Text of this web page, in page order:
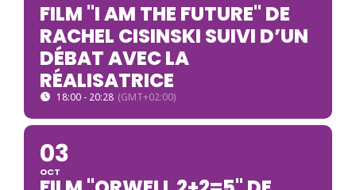
FILM "I AM THE FUTURE" DE
RACHEL CISINSKI SUIVI D’UN
DÉBAT AVEC LA
RÉALISATRICE
18:00 - 20:28 (GMT+02:00)
03
OCT